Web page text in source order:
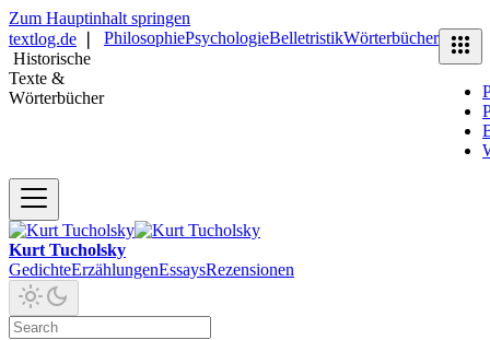
Zum Hauptinhalt springen
textlog.de
Historische
Texte &
Wörterbücher
PhilosophiePsychologieBelletristikWörterbücher
Kurt Tucholsky
GedichteErzählungenEssaysRezensionen